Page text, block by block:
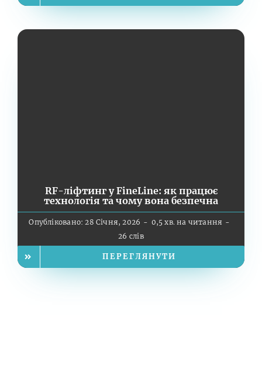
RF-ліфтинг у FineLine: як працює
технологія та чому вона безпечна
Опубліковано: 28 Січня, 2026 - 0,5 хв. на читання -
26 слів
ПЕРЕГЛЯНУТИ